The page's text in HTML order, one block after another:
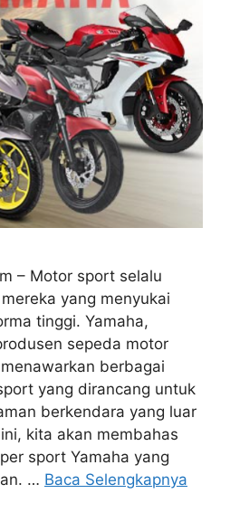
– Motor sport selalu
yang menyukai
tinggi. Yamaha,
sepeda motor
berbagai
yang dirancang untuk
berkendara yang luar
kita akan membahas
sport Yamaha yang
… Baca Selengkapnya